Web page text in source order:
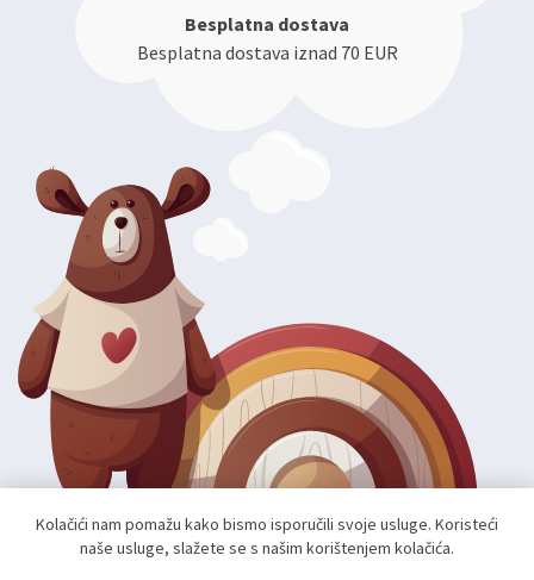
Besplatna dostava
Besplatna dostava iznad 70 EUR
Kolačići nam pomažu kako bismo isporučili svoje usluge. Koristeći
naše usluge, slažete se s našim korištenjem kolačića.